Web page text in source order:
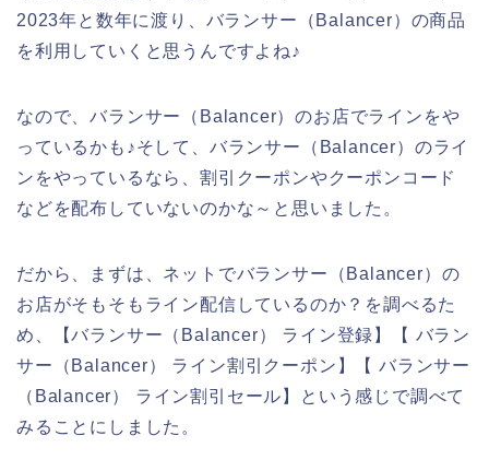
2023年と数年に渡り、バランサー（Balancer）の商品
を利用していくと思うんですよね♪
なので、バランサー（Balancer）のお店でラインをや
っているかも♪そして、バランサー（Balancer）のライ
ンをやっているなら、割引クーポンやクーポンコード
などを配布していないのかな～と思いました。
だから、まずは、ネットでバランサー（Balancer）の
お店がそもそもライン配信しているのか？を調べるた
め、【バランサー（Balancer） ライン登録】【 バラン
サー（Balancer） ライン割引クーポン】【 バランサー
（Balancer） ライン割引セール】という感じで調べて
みることにしました。